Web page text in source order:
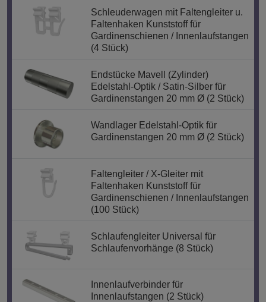
Schleuderwagen mit Faltengleiter u.
Faltenhaken Kunststoff für
Gardinenschienen / Innenlaufstangen
(4 Stück)
Endstücke Mavell (Zylinder)
Edelstahl-Optik / Satin-Silber für
Gardinenstangen 20 mm Ø (2 Stück)
Wandlager Edelstahl-Optik für
Gardinenstangen 20 mm Ø (2 Stück)
Faltengleiter / X-Gleiter mit
Faltenhaken Kunststoff für
Gardinenschienen / Innenlaufstangen
(100 Stück)
Schlaufengleiter Universal für
Schlaufenvorhänge (8 Stück)
Innenlaufverbinder für
Innenlaufstangen (2 Stück)